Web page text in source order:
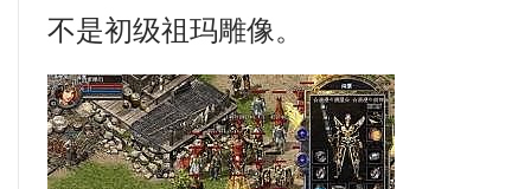
不是初级祖玛雕像。